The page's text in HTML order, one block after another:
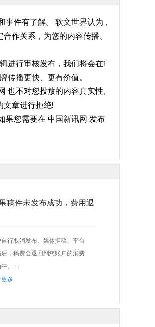
件有了解。 软文世界认为，
作关系，为您的内容传播、
进行审核发布，我们将会在1
传播更快、更有价值。
也不对您投放的内容真实性、
文章进行拒绝!
果您需要在 中国新讯网 发布
稿件未发布成功，费用退
自行取消发布、媒体拒稿、平台
后，稿费会退回到您账户的消费
。 ...
更多